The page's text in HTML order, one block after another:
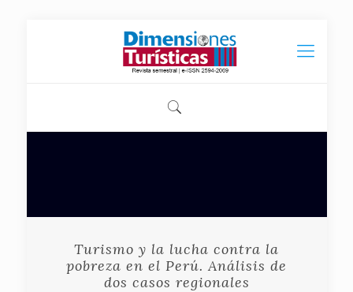
Turismo y la lucha contra la
pobreza en el Perú. Análisis de
dos casos regionales